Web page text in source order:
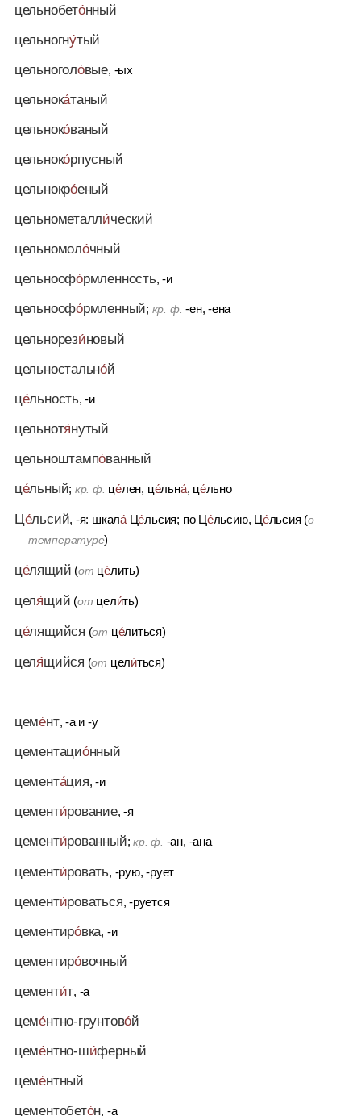
цельнобето́нный
цельногну́тый
цельноголо́вые, -ых
цельнока́таный
цельноко́ваный
цельноко́рпусный
цельнокро́еный
цельнометалли́ческий
цельномоло́чный
цельноофо́рмленность, -и
цельноофо́рмленный; кр. ф. -ен, -ена
цельнорези́новый
цельностально́й
це́льность, -и
цельнотя́нутый
цельноштампо́ванный
це́льный; кр. ф. це́лен, це́льна́, це́льно
Це́льсий, -я: шкала́Це́льсия; по Це́льсию, Це́льсия (о
температуре)
це́лящий (от це́лить)
целя́щий (от цели́ть)
це́лящийся (от це́литься)
целя́щийся (от цели́ться)
цеме́нт, -а и -у
цементацио́нный
цемента́ция, -и
цементи́рование, -я
цементи́рованный;кр. ф. -ан, -ана
цементи́ровать, -рую, -рует
цементи́роваться, -руется
цементиро́вка, -и
цементиро́вочный
цементи́т, -а
цеме́нтно-грунтово́й
цеме́нтно-ши́ферный
цеме́нтный
цементобето́н, -а